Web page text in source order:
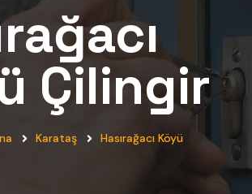
Çilingir
Karataş Hasırağacı Köyü